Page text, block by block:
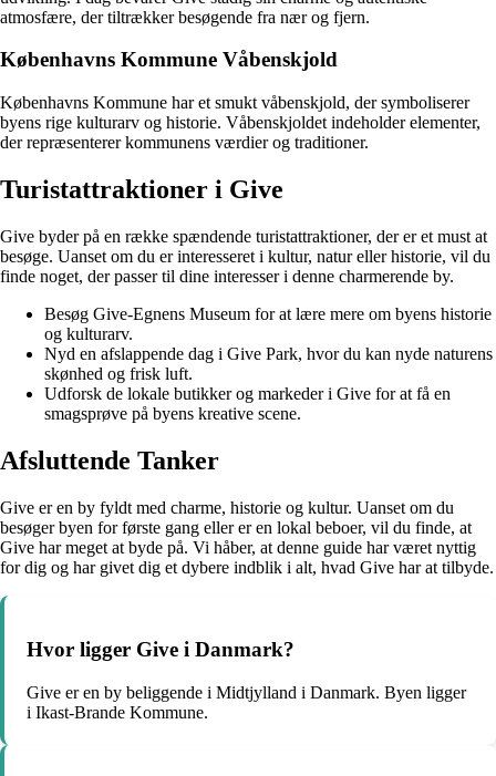
atmosfære, der tiltrækker besøgende fra nær og fjern.
Københavns Kommune Våbenskjold
Københavns Kommune har et smukt våbenskjold, der symboliserer
byens rige kulturarv og historie. Våbenskjoldet indeholder elementer,
der repræsenterer kommunens værdier og traditioner.
Turistattraktioner i Give
Give byder på en række spændende turistattraktioner, der er et must at
besøge. Uanset om du er interesseret i kultur, natur eller historie, vil du
finde noget, der passer til dine interesser i denne charmerende by.
Besøg Give-Egnens Museum for at lære mere om byens historie
og kulturarv.
Nyd en afslappende dag i Give Park, hvor du kan nyde naturens
skønhed og frisk luft.
Udforsk de lokale butikker og markeder i Give for at få en
smagsprøve på byens kreative scene.
Afsluttende Tanker
Give er en by fyldt med charme, historie og kultur. Uanset om du
besøger byen for første gang eller er en lokal beboer, vil du finde, at
Give har meget at byde på. Vi håber, at denne guide har været nyttig
for dig og har givet dig et dybere indblik i alt, hvad Give har at tilbyde.
Hvor ligger Give i Danmark?
Give er en by beliggende i Midtjylland i Danmark. Byen ligger
i Ikast-Brande Kommune.